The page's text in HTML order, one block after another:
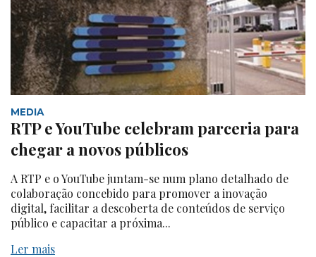
MEDIA
RTP e YouTube celebram parceria para
chegar a novos públicos
A RTP e o YouTube juntam-se num plano detalhado de
colaboração concebido para promover a inovação
digital, facilitar a descoberta de conteúdos de serviço
público e capacitar a próxima...
Ler mais